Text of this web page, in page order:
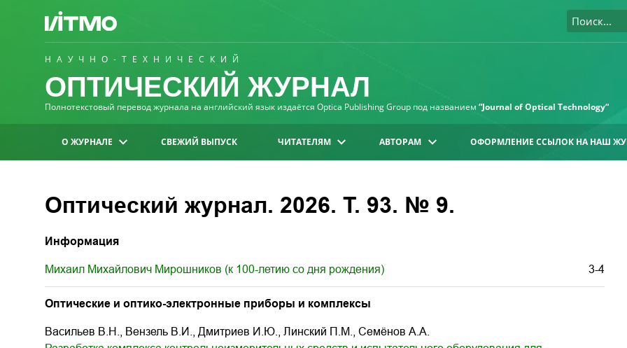
НАУЧНО-ТЕХНИЧЕСКИЙ
ОПТИЧЕСКИЙ ЖУРНАЛ
Полнотекстовый перевод журнала на английский язык издаётся Optica Publishing Group под названием “Journal of Optical Technology“
О ЖУРНАЛЕ СВЕЖИЙ ВЫПУСК ЧИТАТЕЛЯМ АВТОРАМ ОФОРМЛЕНИЕ ССЫЛОК НА НАШ
Оптический журнал. 2026. Т. 93. № 9.
Информация
Михаил Михайлович Мирошников (к 100-летию со дня рождения) 3-4
Оптические и оптико-электронные приборы и комплексы
Васильев В.Н., Вензель В.И., Дмитриев И.Ю., Линский П.М., Семёнов А.А.